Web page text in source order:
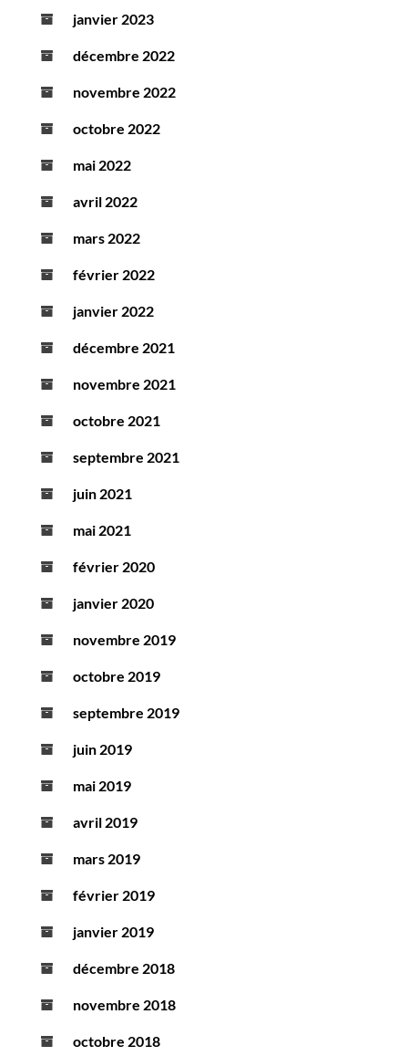
janvier 2023
décembre 2022
novembre 2022
octobre 2022
mai 2022
avril 2022
mars 2022
février 2022
janvier 2022
décembre 2021
novembre 2021
octobre 2021
septembre 2021
juin 2021
mai 2021
février 2020
janvier 2020
novembre 2019
octobre 2019
septembre 2019
juin 2019
mai 2019
avril 2019
mars 2019
février 2019
janvier 2019
décembre 2018
novembre 2018
octobre 2018